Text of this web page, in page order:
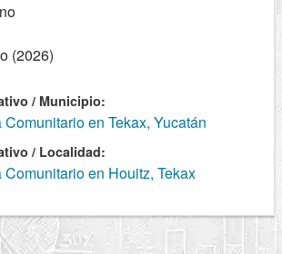
(2026)
/ Municipio:
en Tekax, Yucatán
/ Localidad:
en Houitz, Tekax